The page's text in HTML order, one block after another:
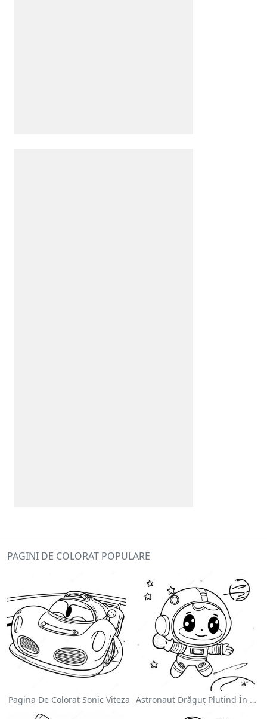
PAGINI DE COLORAT POPULARE
Pagina De Colorat Sonic Viteza Astronaut Drăguț Plutind În Spațiu - Pagina De Colorat